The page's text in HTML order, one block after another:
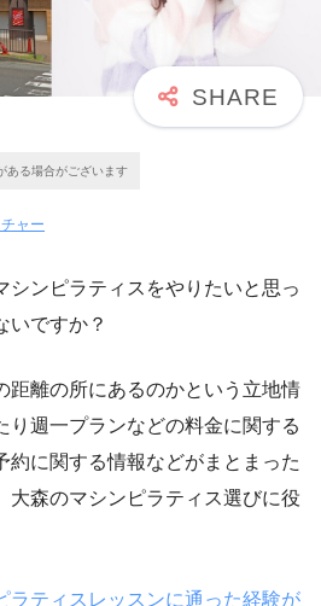
ある場合がございます
ャー
シンピラティスをやりたいと思っ
いですか？
距離の所にあるのかという立地情
り週一プランなどの料金に関する
約に関する情報などがまとまった
大森のマシンピラティス選びに役
ラティスレッスンに通った経験が